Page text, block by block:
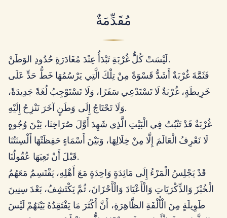
مُقَدِّمَةٌ
لَيْسَتْ كُلُّ غُرْبَةِ تَبْدَأُ عِنْدَ مُغَادَرَةِ حُدُودِ الوَطَنْ.
فَثَمَّةَ غُرْبَةٌ أَشَدُّ قَسْوَةً مِنْ تِلْكَ الَّتِي يَرْسُمُهَا خَطُّ حَدٍّ عَلَى
خَرِيطَةٍ، غُرْبَةٌ لَا تَسْتَدْعِي سَفَرًا، وَلَا تَسْتَوْجِبُ لُغَةً جَدِيدَةً،
وَلَا تَحْتَاجُ إِلَى وَطَنٍ آخَرَ نَنْزِحُ إِلَيْهِ.
غُرْبَةٌ قَدْ تَنْبُتُ فِي الْبَيْتِ الَّذِي شَهِدَ أَوَّلَ صُرَاخِنَا، بَيْنَ وُجُوهٍ
لَا نَعْرِفُ الْعَالَمَ إِلَّا مِنْ خِلَالِهَا، وَبَيْنَ أَسْمَاءٍ حَفِظَتْهَا أَلْسِنَتُنَا
قَبْلَ أَنْ تَعِيَهَا عُقُولُنَا.
قَدْ يَجْلِسُ الْمَرْءُ إِلَى مَائِدَةٍ وَاحِدَةٍ مَعَ أَهْلِهِ، يَقْتَسِمُ مَعَهُمُ
الْخُبْزَ وَالذِّكْرَيَاتِ وَالْأَعْيَادَ وَالْأَحْزَانَ، ثُمَّ يَكْتَشِفُ، بَعْدَ سِنِينَ
طَوِيلَةٍ مِنَ الْأُلْفَةِ الظَّاهِرَةِ، أَنَّ أَكْثَرَ مَا يَفْتَقِدُهُ بَيْنَهُمْ لَيْسَ